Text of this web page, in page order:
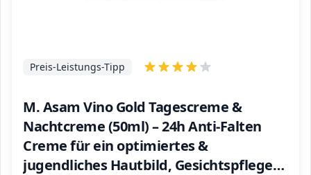
M. Asam Vino Gold Tagescreme &
Nachtcreme (50ml) – 24h Anti-Falten
Creme für ein optimiertes &
jugendliches Hautbild, Gesichtspflege
Preis-Leistungs-Tipp